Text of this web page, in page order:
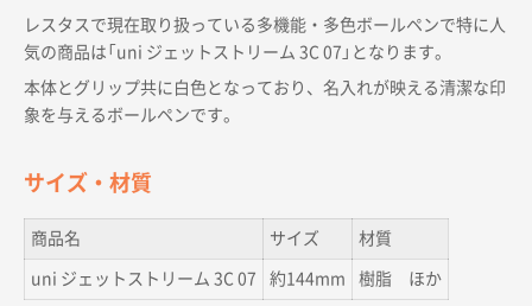
レスタスで現在取り扱っている多機能・多色ボールペンで特に人
気の商品は「uni ジェットストリーム 3C 07」となります。
本体とグリップ共に白色となっており、名入れが映える清潔な印
象を与えるボールペンです。
サイズ・材質
商品名 サイズ 材質
uni ジェットストリーム 3C 07 約144mm 樹脂 ほか